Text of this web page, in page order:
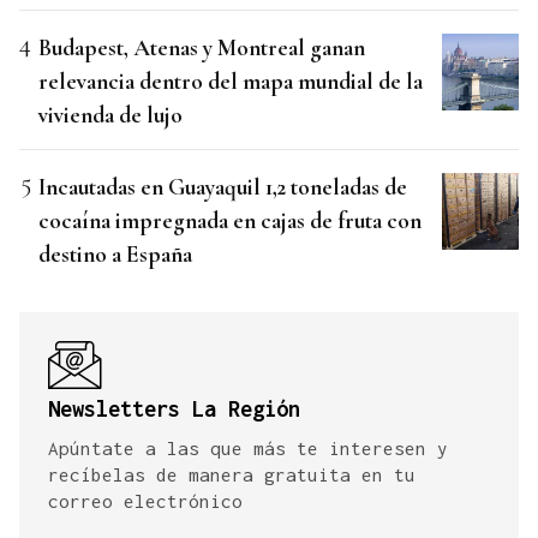
Budapest, Atenas y Montreal ganan
relevancia dentro del mapa mundial de la
vivienda de lujo
Incautadas en Guayaquil 1,2 toneladas de
cocaína impregnada en cajas de fruta con
destino a España
Newsletters La Región
Apúntate a las que más te interesen y
recíbelas de manera gratuita en tu
correo electrónico